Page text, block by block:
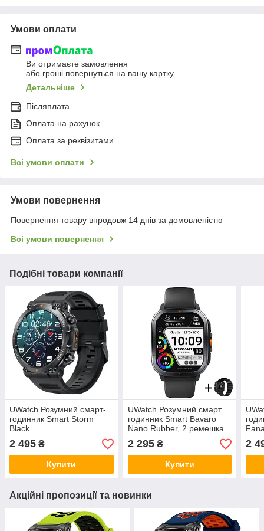
Умови оплати
Ви отримаєте замовлення
або гроші повернуться на вашу картку
Детальніше
Післяплата
Оплата на рахунок
Оплата за реквізитами
Всі умови оплати
Умови повернення
Повернення товару впродовж 14 днів за домовленістю
Всі умови повернення
Подібні товари компанії
UWatch Розумний смарт-
годинник Smart Storm
Black
2 495 ₴
Купити
UWatch Розумний смарт
годинник Smart Bavaro
Nano Rubber, 2 ремешка
2 295₴
Купити
2
Акційні пропозиції та новинки